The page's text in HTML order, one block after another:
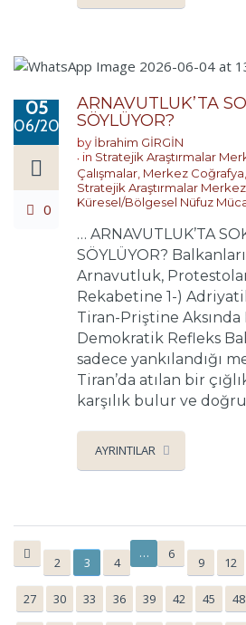
05
06/2026
0
ARNAVUTLUK’TA
SÖYLÜYOR?
by İbrahim GİRGİN
in Stratejik Araştırmalar
Çalışmalar Merkez Coğrafya
Stratejik Araştırmalar
Küresel/Bölgesel Nüfuz
… ARNAVUTLUK’TA
SÖYLÜYOR?
Arnavutluk,
Rekabetine 1-)
Tiran-Priştine
Demokratik Refleks
sadece yankılandığı
Tiran’da atılan bir
karşılık bulur ve
AYRINTILAR
2 3 4
… 6
9 12
27 30 33 36 39 42 45 48